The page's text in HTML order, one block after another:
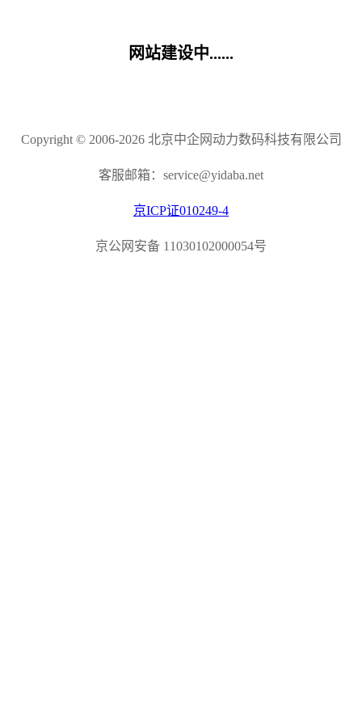
网站建设中......
Copyright © 2006-2026 北京中企网动力数码科技有限公司
客服邮箱：service@yidaba.net
京ICP证010249-4
京公网安备 11030102000054号